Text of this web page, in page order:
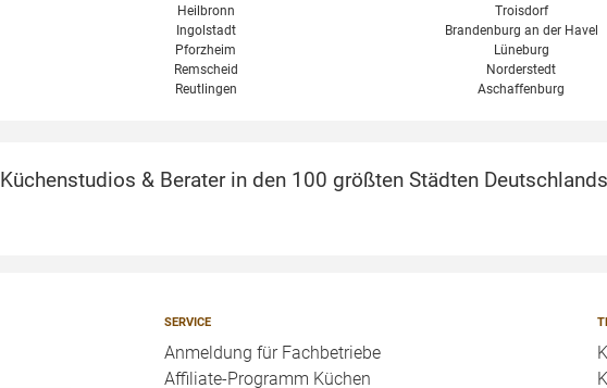
Heilbronn
Ingolstadt
Pforzheim
Remscheid
Reutlingen
Troisdorf
Brandenburg an der Havel
Lüneburg
Norderstedt
Aschaffenburg
Küchenstudios & Berater in den 100 größten Städten
SERVICE
Anmeldung für Fachbetriebe
Affiliate-Programm Küchen